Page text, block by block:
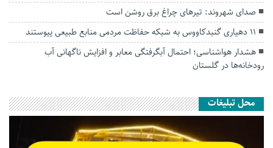
صدای شهروند: تیرهای چراغ برق روشن است
۱۱ دهیاری گنبدکاووس به شبکه حفاظت مردمی منابع طبیعی پیوستند
هشدار هواشناسی؛ احتمال آبگرفتگی معابر و افزایش ناگهانی آب
رودخانه‌ها در گلستان
محل تبلیغات